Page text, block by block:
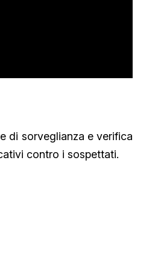
di sorveglianza e verifica
contro i sospettati.